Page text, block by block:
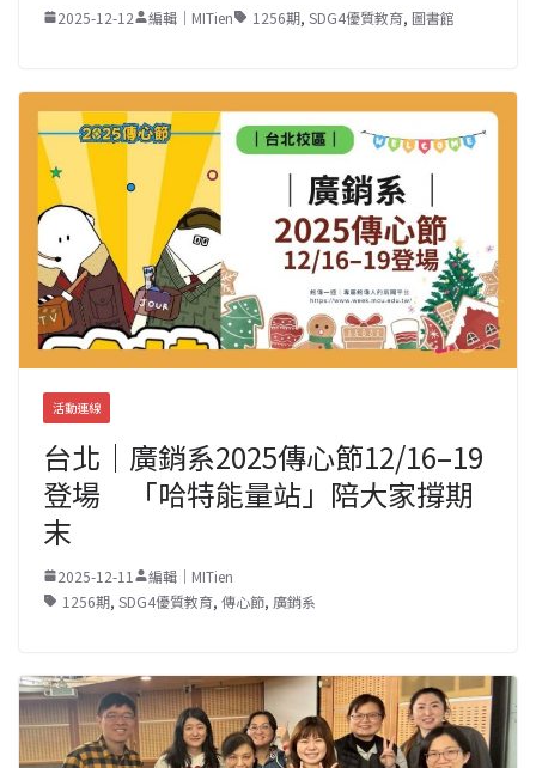
2025-12-12 編輯｜MITien 1256期, SDG4優質教育, 圖書館
活動連線
台北｜廣銷系2025傳心節12/16–19
登場 「哈特能量站」陪大家撐期
末
2025-12-11
編輯｜MITien
1256期, SDG4優質教育, 傳心節, 廣銷系